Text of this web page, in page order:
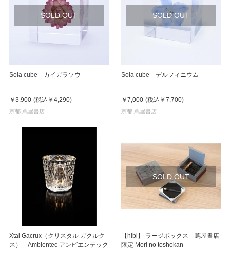
SOLD OUT
Sola cube カイガラソウ
￥3,900 (税込 ￥4,290)
京都 蔦屋書店
SOLD OUT
Sola cube デルフィニウム
￥7,000 (税込 ￥7,700)
京都 蔦屋書店
Xtal Gacrux（クリスタル ガクルク
ス） Ambientec アンビエンテック
SOLD OUT
【hibi】 ラージボックス 蔦屋書店
限定 Mori no toshokan